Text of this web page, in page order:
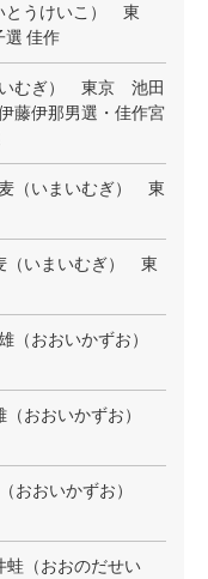
とうけいこ） 東
佳作
いむぎ） 東京 池田
藤伊那男選・佳作宮
（いまいむぎ） 東
（いまいむぎ） 東
（おおいかずお）
（おおいかずお）
おおいかずお）
蛙（おおのだせい